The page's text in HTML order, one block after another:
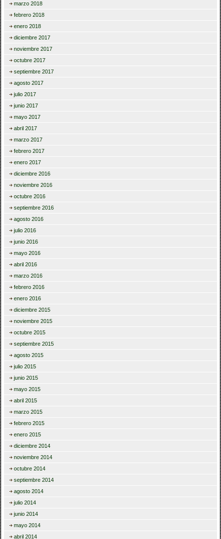
marzo 2018
febrero 2018
enero 2018
diciembre 2017
noviembre 2017
octubre 2017
septiembre 2017
agosto 2017
julio 2017
junio 2017
mayo 2017
abril 2017
marzo 2017
febrero 2017
enero 2017
diciembre 2016
noviembre 2016
octubre 2016
septiembre 2016
agosto 2016
julio 2016
junio 2016
mayo 2016
abril 2016
marzo 2016
febrero 2016
enero 2016
diciembre 2015
noviembre 2015
octubre 2015
septiembre 2015
agosto 2015
julio 2015
junio 2015
mayo 2015
abril 2015
marzo 2015
febrero 2015
enero 2015
diciembre 2014
noviembre 2014
octubre 2014
septiembre 2014
agosto 2014
julio 2014
junio 2014
mayo 2014
abril 2014